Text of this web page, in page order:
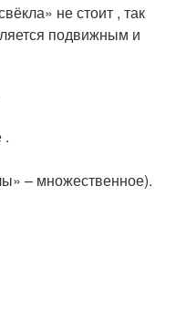
не стоит , так
подвижным и
.
– множественное).